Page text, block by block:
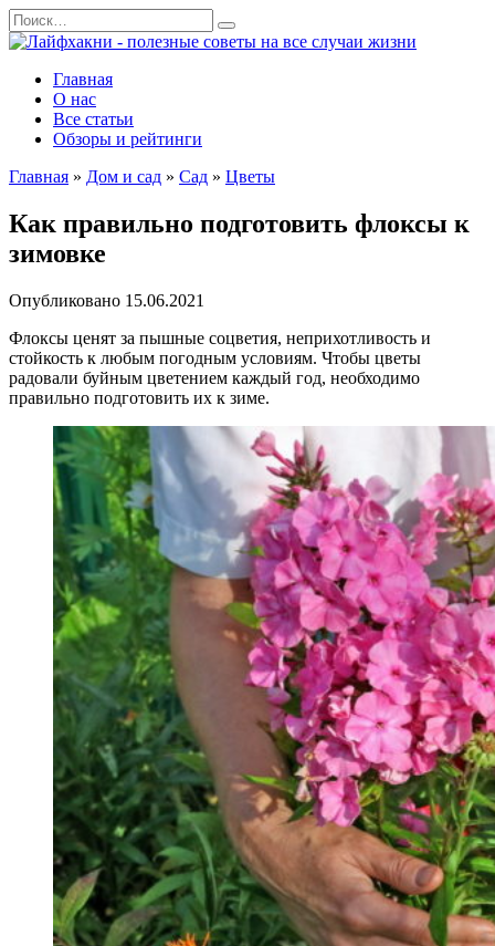
Перейти
к
содержанию
Search
for:
Главная
О нас
Все статьи
Обзоры и рейтинги
Главная » Дом и сад » Сад » Цветы
Как правильно подготовить флоксы к
зимовке
Опубликовано 15.06.2021
Флоксы ценят за пышные соцветия, неприхотливость и
стойкость к любым погодным условиям. Чтобы цветы
радовали буйным цветением каждый год, необходимо
правильно подготовить их к зиме.